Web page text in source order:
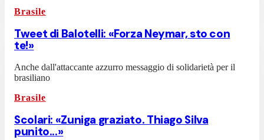
Brasile
Tweet di Balotelli: «Forza Neymar, sto con
te!»
Anche dall'attaccante azzurro messaggio di solidarietà per il
brasiliano
Brasile
Scolari: «Zuniga graziato. Thiago Silva
punito...»